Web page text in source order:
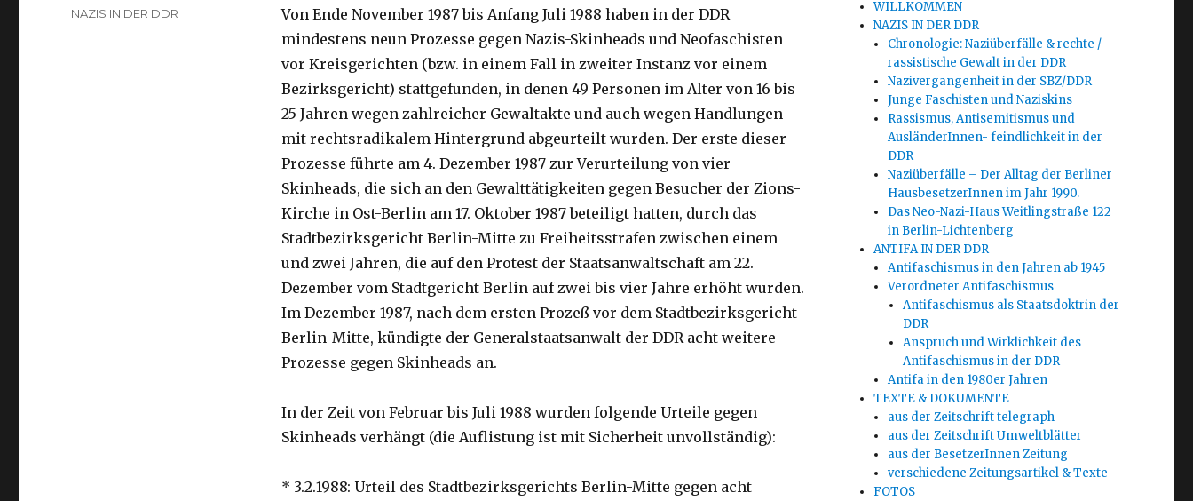
Von Ende November 1987 bis Anfang Juli 1988 haben in der DDR
mindestens neun Prozesse gegen Nazis-Skinheads und Neofaschisten
vor Kreisgerichten (bzw. in einem Fall in zweiter Instanz vor einem
Bezirksgericht) stattgefunden, in denen 49 Personen im Alter von 16 bis
25 Jahren wegen zahlreicher Gewaltakte und auch wegen Handlungen
mit rechtsradikalem Hintergrund abgeurteilt wurden. Der erste dieser
Prozesse führte am 4. Dezember 1987 zur Verurteilung von vier
Skinheads, die sich an den Gewalttätigkeiten gegen Besucher der Zions-
Kirche in Ost-Berlin am 17. Oktober 1987 beteiligt hatten, durch das
Stadtbezirksgericht Berlin-Mitte zu Freiheitsstrafen zwischen einem
und zwei Jahren, die auf den Protest der Staatsanwaltschaft am 22.
Dezember vom Stadtgericht Berlin auf zwei bis vier Jahre erhöht wurden.
Im Dezember 1987, nach dem ersten Prozeß vor dem Stadtbezirksgericht
Berlin-Mitte, kündigte der Generalstaatsanwalt der DDR acht weitere
Prozesse gegen Skinheads an.
In der Zeit von Februar bis Juli 1988 wurden folgende Urteile gegen
Skinheads verhängt (die Auflistung ist mit Sicherheit unvollständig):
* 3.2.1988: Urteil des Stadtbezirksgerichts Berlin-Mitte gegen acht
Kategorien
NAZIS IN DER DDR
WILLKOMMEN
NAZIS IN DER DDR
Chronologie: Naziüberfälle & rechte /
rassistische Gewalt in der DDR
Nazivergangenheit in der SBZ/DDR
Junge Faschisten und Naziskins
Rassismus, Antisemitismus und
AusländerInnen- feindlichkeit in der
DDR
Naziüberfälle – Der Alltag der Berliner
HausbesetzerInnen im Jahr 1990.
Das Neo-Nazi-Haus Weitlingstraße 122
in Berlin-Lichtenberg
ANTIFA IN DER DDR
Antifaschismus in den Jahren ab 1945
Verordneter Antifaschismus
Antifaschismus als Staatsdoktrin der
DDR
Anspruch und Wirklichkeit des
Antifaschismus in der DDR
Antifa in den 1980er Jahren
TEXTE & DOKUMENTE
aus der Zeitschrift telegraph
aus der Zeitschrift Umweltblätter
aus der BesetzerInnen Zeitung
verschiedene Zeitungsartikel & Texte
FOTOS